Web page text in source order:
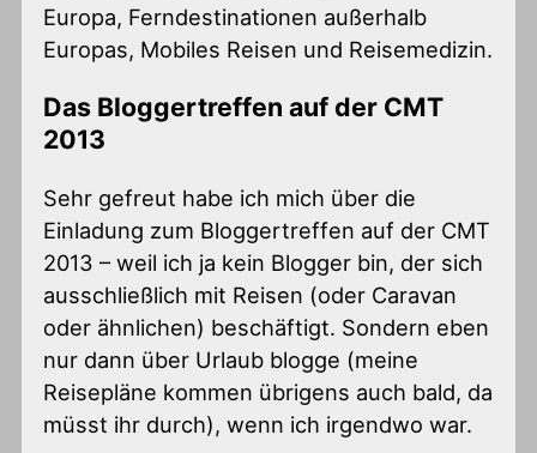
Europa, Ferndestinationen außerhalb
Europas, Mobiles Reisen und Reisemedizin.
Das Bloggertreffen auf der CMT
2013
Sehr gefreut habe ich mich über die
Einladung zum Bloggertreffen auf der CMT
2013 – weil ich ja kein Blogger bin, der sich
ausschließlich mit Reisen (oder Caravan
oder ähnlichen) beschäftigt. Sondern eben
nur dann über Urlaub blogge (meine
Reisepläne kommen übrigens auch bald, da
müsst ihr durch), wenn ich irgendwo war.